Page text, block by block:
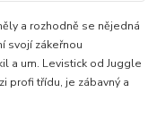
a rozhodně se nějedná
svojí zákeřnou
a um. Levistick od Juggle
profi třídu, je zábavný a